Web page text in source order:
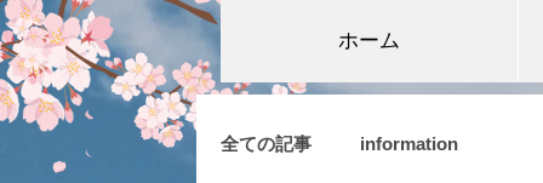
ホーム
全ての記事 information